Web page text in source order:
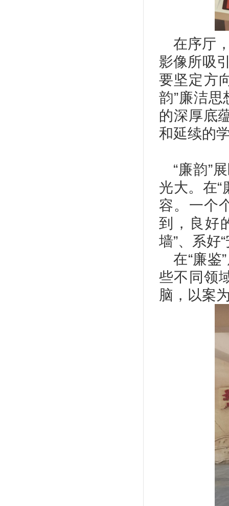
在序厅
影像所吸
要坚定方
韵”廉洁
的深厚底
和延续的
“廉韵”
光大。在
容。一个
到，良好
墙”、系好
在“廉鉴
些不同领
脑，以案